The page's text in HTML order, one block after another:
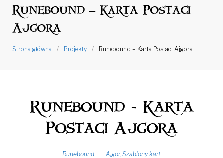
Runebound – Karta Postaci
Ajgora
Strona główna / Projekty / Runebound – Karta Postaci Ajgora
Runebound - Karta
Postaci Ajgora
Runebound Ajgor, Szablony kart